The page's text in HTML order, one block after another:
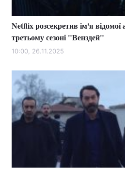
Netflix розсекретив ім'я відомої
третьому сезоні "Венздей"
10:00, 26.11.2025